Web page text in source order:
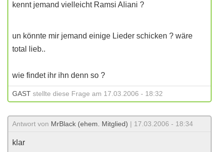
kennt jemand vielleicht Ramsi Aliani ?
un könnte mir jemand einige Lieder schicken ? wäre
total lieb..
wie findet ihr ihn denn so ?
GAST stellte diese Frage am 17.03.2006 - 18:32
Antwort von MrBlack (ehem. Mitglied) | 17.03.2006 - 18:34
klar